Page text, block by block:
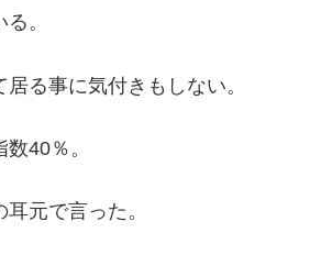
。
る事に気付きもしない。
40％。
元で言った。